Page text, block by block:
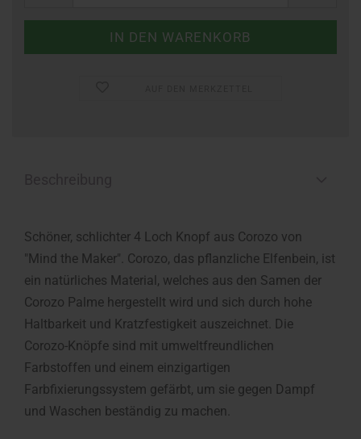
Schöner, schlichter 4 Loch Knopf aus Corozo von
"Mind the Maker". Corozo, das pflanzliche Elfenbein, ist
ein natürliches Material, welches aus den Samen der
Corozo Palme hergestellt wird und sich durch hohe
Haltbarkeit und Kratzfestigkeit auszeichnet. Die
Corozo-Knöpfe sind mit umweltfreundlichen
Farbstoffen und einem einzigartigen
Farbfixierungssystem gefärbt, um sie gegen Dampf
und Waschen beständig zu machen.